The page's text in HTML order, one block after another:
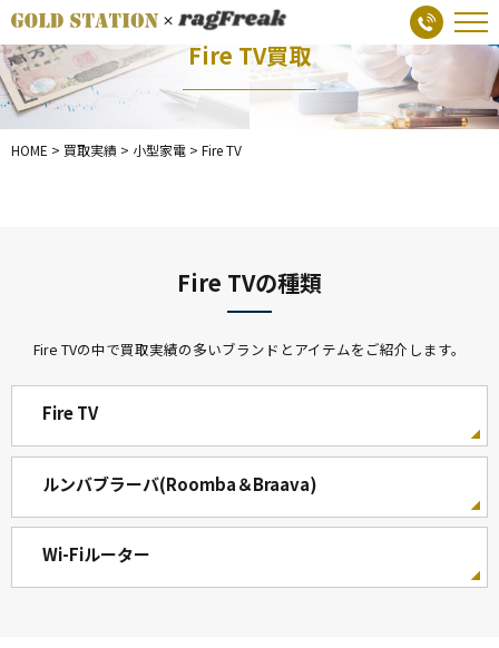
Fire TV買取
HOME > 買取実績 > 小型家電 > Fire TV
Fire TVの種類
Fire TVの中で買取実績の多いブランドとアイテムをご紹介します。
Fire TV
ルンバブラーバ(Roomba＆Braava)
Wi-Fiルーター